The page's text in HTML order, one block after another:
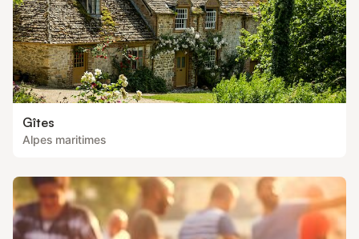
Gîtes
Alpes maritimes